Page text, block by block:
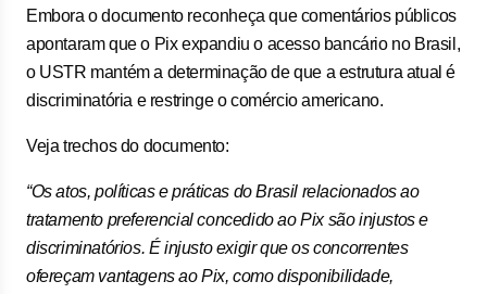
Embora o documento reconheça que comentários públicos
apontaram que o Pix expandiu o acesso bancário no Brasil,
o USTR mantém a determinação de que a estrutura atual é
discriminatória e restringe o comércio americano.
Veja trechos do documento:
“Os atos, políticas e práticas do Brasil relacionados ao
tratamento preferencial concedido ao Pix são injustos e
discriminatórios. É injusto exigir que os concorrentes
ofereçam vantagens ao Pix, como disponibilidade,